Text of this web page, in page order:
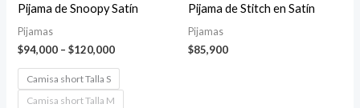
Pijama de Snoopy Satín
Pijamas
$94,000 – $120,000Price
through
Camisa short Talla S
Camisa short Talla M
Pijama de Stitch en Satín
Pijamas
$85,900